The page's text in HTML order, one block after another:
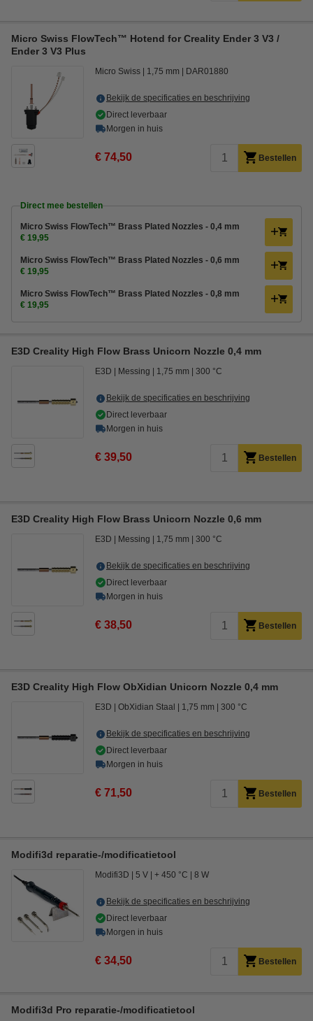
Micro Swiss FlowTech™ Hotend for Creality Ender 3 V3 /
Ender 3 V3 Plus
Micro Swiss 1,75 mm DAR01880
Bekijk de specificaties en beschrijving
Direct leverbaar
Morgen in huis
€ 74,50 Bestellen
Direct mee bestellen
Micro Swiss FlowTech™ Brass Plated Nozzles - 0,4 mm
€ 19,95
Micro Swiss FlowTech™ Brass Plated Nozzles - 0,6 mm
€ 19,95
Micro Swiss FlowTech™ Brass Plated Nozzles - 0,8 mm
€ 19,95
E3D Creality High Flow Brass Unicorn Nozzle 0,4 mm
E3D Messing 1,75 mm 300 °C
Bekijk de specificaties en beschrijving
Direct leverbaar
Morgen in huis
€ 39,50 Bestellen
E3D Creality High Flow Brass Unicorn Nozzle 0,6 mm
E3D Messing 1,75 mm 300 °C
Bekijk de specificaties en beschrijving
Direct leverbaar
Morgen in huis
€ 38,50 Bestellen
E3D Creality High Flow ObXidian Unicorn Nozzle 0,4 mm
E3D ObXidian Staal 1,75 mm 300 °C
Bekijk de specificaties en beschrijving
Direct leverbaar
Morgen in huis
€ 71,50 Bestellen
Modifi3d reparatie-/modificatietool
Modifi3D 5 V + 450 °C 8 W
Bekijk de specificaties en beschrijving
Direct leverbaar
Morgen in huis
€ 34,50 Bestellen
Modifi3d Pro reparatie-/modificatietool